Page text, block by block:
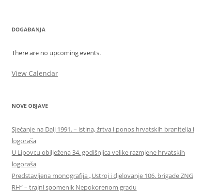
DOGAĐANJA
There are no upcoming events.
View Calendar
NOVE OBJAVE
Sjećanje na Dalj 1991. – istina, žrtva i ponos hrvatskih branitelja i
logoraša
U Lipovcu obilježena 34. godišnjica velike razmjene hrvatskih
logoraša
Predstavljena monografija „Ustroj i djelovanje 106. brigade ZNG
RH“ – trajni spomenik Nepokorenom gradu